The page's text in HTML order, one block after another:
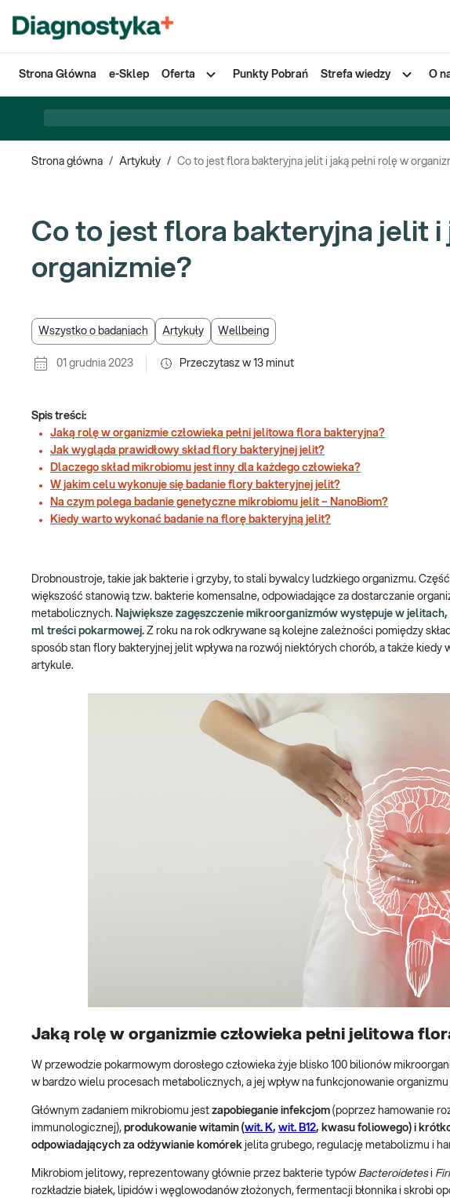
Strona Główna e-Sklep Oferta Punkty Pobrań Strefa wiedzy O
Strona główna / Artykuły / Co to jest flora bakteryjna jelit i jaką pełni rolę w
Co to jest flora bakteryjna jelit i
organizmie?
Wszystko o badaniach Artykuły Wellbeing
01 grudnia 2023 Przeczytasz w 13 minut
Spis treści:
Jaką rolę w organizmie człowieka pełni jelitowa flora bakteryjna?
Jak wygląda prawidłowy skład flory bakteryjnej jelit?
Dlaczego skład mikrobiomu jest inny dla każdego człowieka?
W jakim celu wykonuje się badanie flory bakteryjnej jelit?
Na czym polega badanie genetyczne mikrobiomu jelit – NanoBiom?
Kiedy warto wykonać badanie na florę bakteryjną jelit?
Drobnoustroje, takie jak bakterie i grzyby, to stali bywalcy ludzkiego organizmu.
większość stanowią tzw. bakterie komensalne, odpowiadające za dostarczanie
metabolicznych. Największe zagęszczenie mikroorganizmów występuje w
ml treści pokarmowej. Z roku na rok odkrywane są kolejne zależności pomiędzy
sposób stan flory bakteryjnej jelit wpływa na rozwój niektórych chorób, a także kiedy
artykule.
Jaką rolę w organizmie człowieka pełni jelitowa
W przewodzie pokarmowym dorosłego człowieka żyje blisko 100 bilionów
w bardzo wielu procesach metabolicznych, a jej wpływ na funkcjonowanie
Głównym zadaniem mikrobiomu jest zapobieganie infekcjom (poprzez hamowanie
immunologicznej), produkowanie witamin (wit. K, wit. B12, kwasu foliowego) i
odpowiadających za odżywianie komórek jelita grubego, regulację metabolizmu i
Mikrobiom jelitowy, reprezentowany głównie przez bakterie typów Bacteroidetesi
rozkładzie białek, lipidów i węglowodanów złożonych, fermentacji błonnika i skrobi